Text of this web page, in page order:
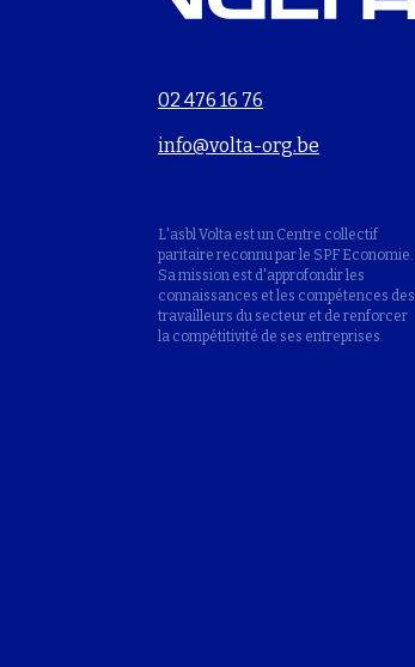
02 476 16 76
info@volta-org.be
L'asbl Volta est un Centre collectif
paritaire reconnu par le SPF Economie.
Sa mission est d'approfondir les
connaissances et les compétences des
travailleurs du secteur et de renforcer
la compétitivité de ses entreprises.